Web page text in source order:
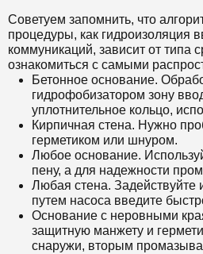
Советуем запомнить, что
процедуры, как гидроизоляция
коммуникаций, зависит от типа
ознакомиться с самыми
Бетонное основание.
гидрофобизатором зону
уплотнительное кольцо,
Кирпичная стена. Нужно
герметиком или шнуром.
Любое основание.
пену, а для надежности
Любая стена. Задействуйте
путем насоса введите
Основание с неровными
защитную манжету и
снаружи, вторым